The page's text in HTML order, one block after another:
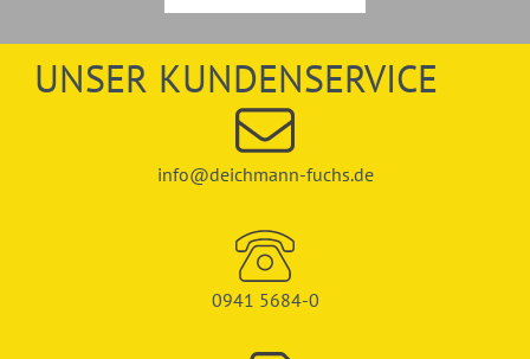
UNSER KUNDENSERVICE
info@deichmann-fuchs.de
0941 5684-0